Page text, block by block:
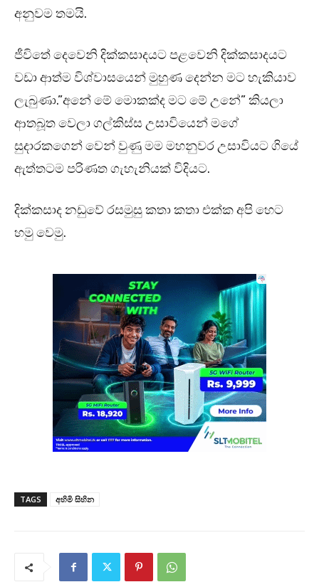
අනුවම තමයි.
ජීවිතේ දෙවෙනි දික්කසාදයට පළවෙනි දික්කසාදයට
වඩා ආත්ම විශ්වාසයෙන් මුහුණ දෙන්න මට හැකියාව
ලැබුණා.”අනේ මේ මොකක්ද මට මේ උනේ” කියලා
ආතබූත වෙලා ගල්කිස්ස උසාවියෙන් මගේ
සුදාරකගෙන් වෙන් වුණු මම මහනුවර උසාවියට ගියේ
ඇත්තටම පරිණත ගැහැනියක් විදියට.
දික්කසාද නඩුවේ රසමුසු කතා කතා එක්ක අපි හෙට
හමු වෙමු.
TAGS අහිමි සිහින